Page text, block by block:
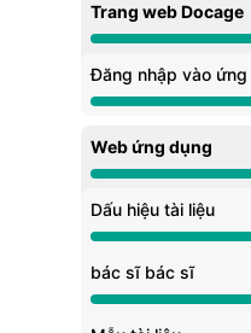
Trang web Docage
Đang bảo trì từ
Đăng nhập vào
Đang bảo trì từ
Web ứng dụng
Đang bảo trì từ
Dấu hiệu tài liệu
Đang bảo trì từ
bác sĩ bác sĩ
Đang bảo trì từ